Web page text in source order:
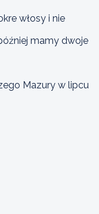
włosy i nie
mamy dwoje
Mazury w lipcu